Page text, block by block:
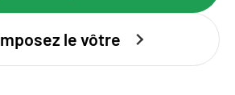
le vôtre